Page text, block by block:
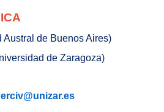
de Buenos Aires)
de Zaragoza)